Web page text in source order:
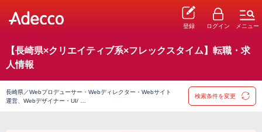
登録 ログイン メニュー
【長崎県×クリエイティブ系×フレックスタイム】転職・求
人情報
長崎県／Webプロデューサー・Webディレクター・Webサイト
運営、Webデザイナー・UI/ …
検索条件を変更